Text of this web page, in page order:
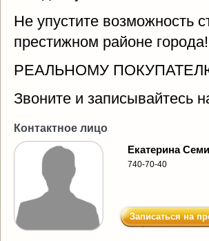
Не упустите возможность
престижном районе города!
РЕАЛЬНОМУ
Звоните и записывайтесь
Контактное лицо
Екатерина
740-70-40
Записаться на